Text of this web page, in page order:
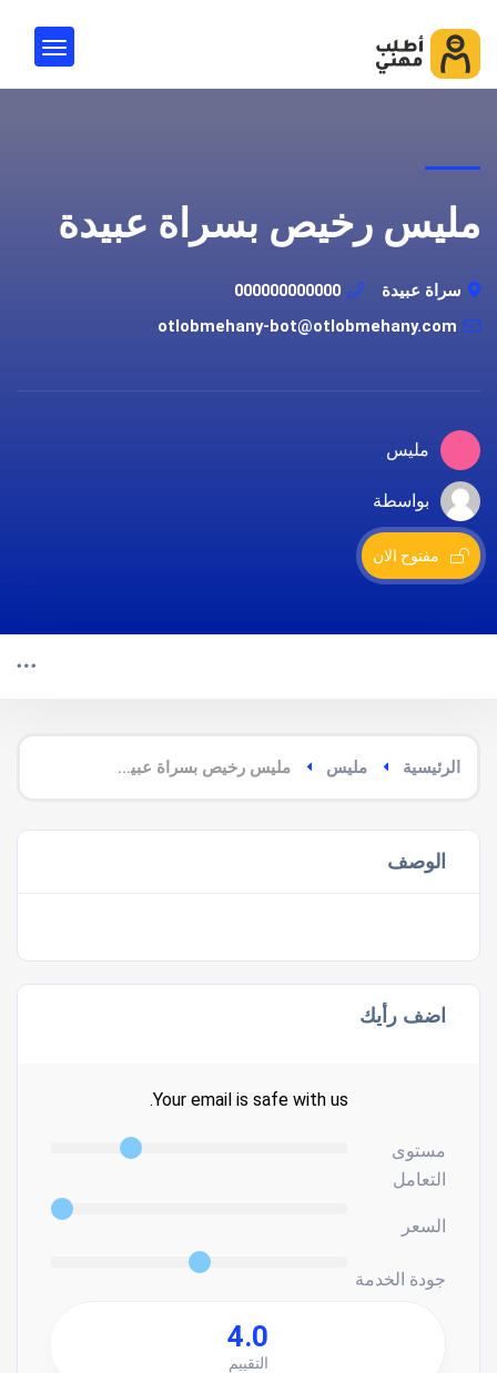
مليس رخيص بسراة عبيدة
سراة عبيدة
000000000000
otlobmehany-bot@otlobmehany.com
مليس
بواسطة
مفتوح الان
الرئيسية مليس مليس رخيص بسراة عبيدة
الوصف
اضف رأيك
Your email is safe with us.
مستوى
التعامل
السعر
جودة الخدمة
4.0
التقييم